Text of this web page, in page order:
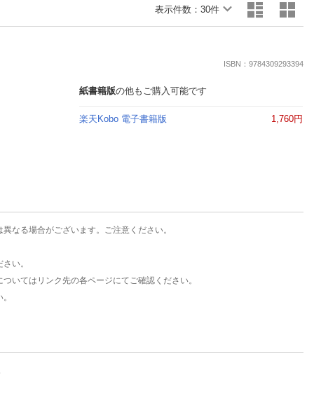
動画配信ガイド
楽天チケット
表示件数： 30件
ISBN：9784309293394
紙書籍版の他もご購入可能です
楽天Kobo 電子書籍版 1,760円
なる場合がございます。ご注意ください。
い。
いてはリンク先の各ページにてご確認ください。